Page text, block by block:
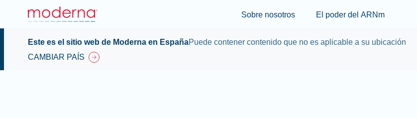
Skip to main content
Sobre nosotros El poder del ARNm
Este es el sitio web de Moderna en EspañaPuede contener contenido que no es aplicable a su ubicación
CAMBIAR PAÍS